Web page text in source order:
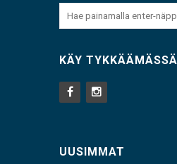
KÄY TYKKÄÄMÄSSÄ
UUSIMMAT